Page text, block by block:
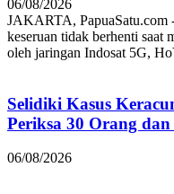
06/08/2026
JAKARTA, PapuaSatu.com
keseruan tidak berhenti saat
oleh jaringan Indosat 5G,
Selidiki Kasus
Periksa 30 Orang
06/08/2026